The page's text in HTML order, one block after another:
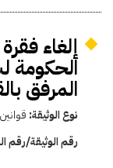
إلغاء
الحكومة
المرفق بالقانون
نوع الوثيقة: قوانين
رقم الوثيقة/رقم